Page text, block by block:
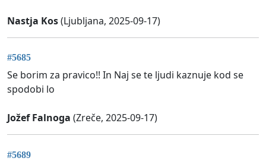
Nastja Kos(Ljubljana, 2025-09-17)
#5685
Se borim za pravico!! In Naj se te ljudi kaznuje kod se
spodobi lo
Jožef Falnoga (Zreče, 2025-09-17)
#5689